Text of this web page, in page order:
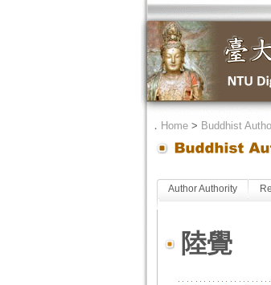
． Home> Buddhist
Author Authority
陸覺